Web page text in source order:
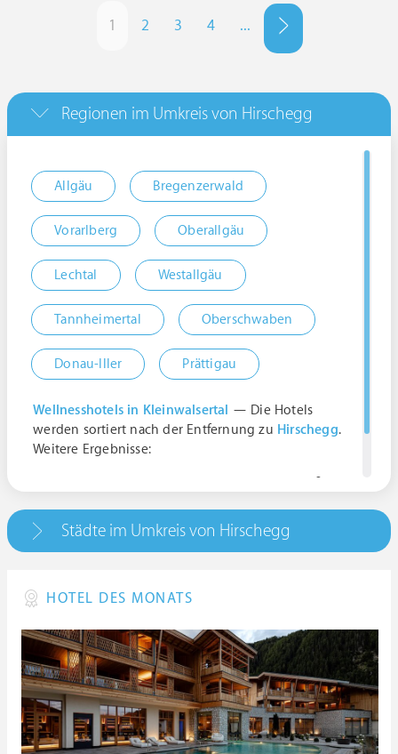
1 2 3 4 ...
Regionen im Umkreis von Hirschegg
Allgäu Bregenzerwald
Vorarlberg Oberallgäu
Lechtal Westallgäu
Tannheimertal Oberschwaben
Donau-Iller Prättigau
Wellnesshotels in Kleinwalsertal
— Die Hotels
werden sortiert nach der Entfernung zu Hirschegg.
Weitere Ergebnisse:
Städte im Umkreis von Hirschegg
HOTEL DES MONATS